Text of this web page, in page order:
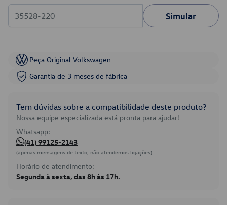
Simular
Peça Original Volkswagen
Garantia de 3 meses de fábrica
Tem dúvidas sobre a compatibilidade deste produto?
Nossa equipe especializada está pronta para ajudar!
Whatsapp:
(41) 99125-2143
(apenas mensagens de texto, não atendemos ligações)
Horário de atendimento:
Segunda à sexta, das 8h às 17h.